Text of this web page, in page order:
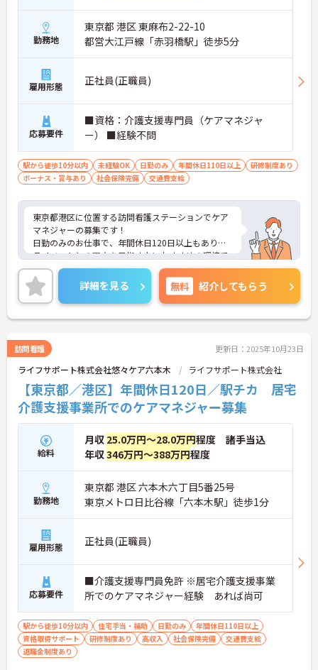
勤務地
東京都 港区 東麻布2-22-10
都営大江戸線「赤羽橋駅」徒歩5分
雇用形態 正社員(正職員)
応募要件
■資格：介護支援専門員（ケアマネジャ
ー） ■経験不問
駅から徒歩10分以内 未経験OK 日勤のみ 年間休日110日以上
研修制度あり
ボーナス・賞与あり
社会保険完備 交通費支給
東京都港区に位置する訪問看護ステーションでケア
マネジャーの募集です！
日勤のみのお仕事で、年間休日120日以上もありプ
ライベートとの両立を目指す方におすすめの環境で
す◎最寄り駅から徒歩圏内のため通勤も楽々♪天候
に左右されず通勤ができます！賞与制度があり、頑
張りが評価されてしっかりと還元されます。丁寧な
研修とフォロー体制で、ご自身のスキルアップもで
きます！
ントもお伝えしますので是非ご応募お待ちしており
ます。
詳細を見る 無料 紹介してもらう
訪問看護 更新日：2025年10月23日
ライフサポート株式会社悠々ケア六本木 ライフサポート株式会社
【東京都／港区】年間休日120日／駅チカ 居宅
介護支援事業所でのケアマネジャー募集
給料
月収 25.0万円～28.0万円程度 諸手当込
年収346万円～388万円程度
勤務地
東京都 港区 六本木六丁目5番25号
東京メトロ日比谷線「六本木駅」徒歩1分
雇用形態 正社員(正職員)
応募要件
■介護支援専門員免許 ※居宅介護支援事業
所でのケアマネジャー経験 あれば尚可
駅から徒歩10分以内 住宅手当・補助 日勤のみ
年間休日110日以上
資格取得サポート
研修制度あり 高収入 社会保険完備
交通費支給
退職金制度あり